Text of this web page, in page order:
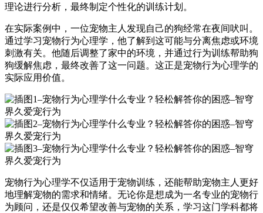
理论进行分析，最终制定个性化的训练计划。
在实际案例中，一位宠物主人发现自己的狗经常在夜间吠叫。
通过学习宠物行为心理学，他了解到这可能与分离焦虑或环境
刺激有关。他随后调整了家中的环境，并通过行为训练帮助狗
狗缓解焦虑，最终改善了这一问题。这正是宠物行为心理学的
实际应用价值。
宠物行为心理学不仅适用于宠物训练，还能帮助宠物主人更好
地理解宠物的需求和情绪。无论你是想成为一名专业的宠物行
为顾问，还是仅仅希望改善与宠物的关系，学习这门学科都将